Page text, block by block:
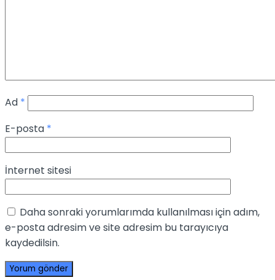
Ad *
E-posta *
İnternet sitesi
Daha sonraki yorumlarımda kullanılması için adım,
e-posta adresim ve site adresim bu tarayıcıya
kaydedilsin.